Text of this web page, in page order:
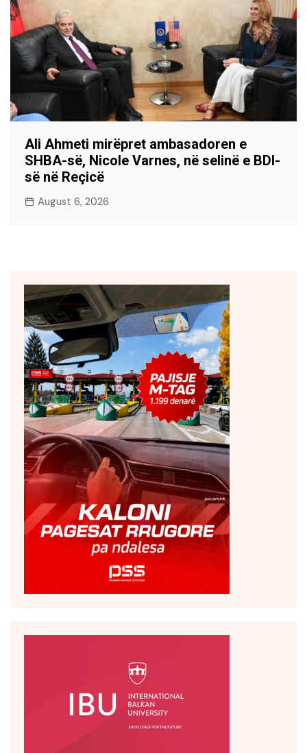
Ali Ahmeti mirëpret ambasadoren e
SHBA-së, Nicole Varnes, në selinë e BDI-
së në Reçicë
August 6, 2026